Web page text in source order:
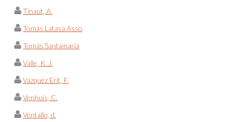
Tinaut, A.
Tomás Latasa Asso
Tomás Santamaría
Valle, K. J.
Vazquéz Erit, F.
Venhuis, C.
Ventallo, d.